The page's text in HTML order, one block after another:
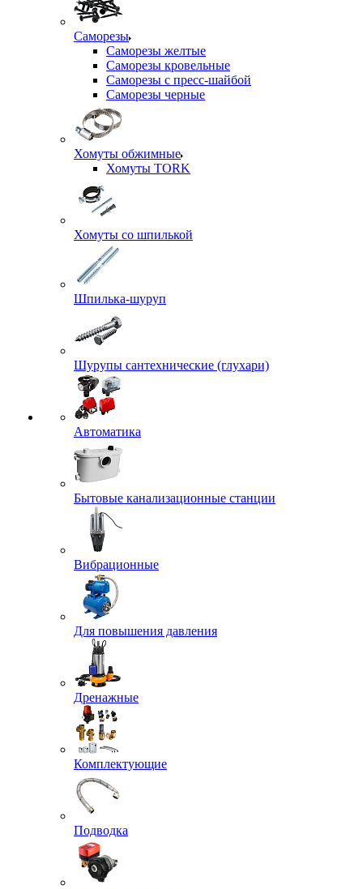
Саморезы
Саморезы желтые
Саморезы кровельные
Саморезы с пресс-шайбой
Саморезы черные
Хомуты обжимные
Хомуты TORK
Хомуты со шпилькой
Шпилька-шуруп
Шурупы сантехнические (глухари)
Автоматика
Бытовые канализационные станции
Вибрационные
Для повышения давления
Дренажные
Комплектующие
Подводка